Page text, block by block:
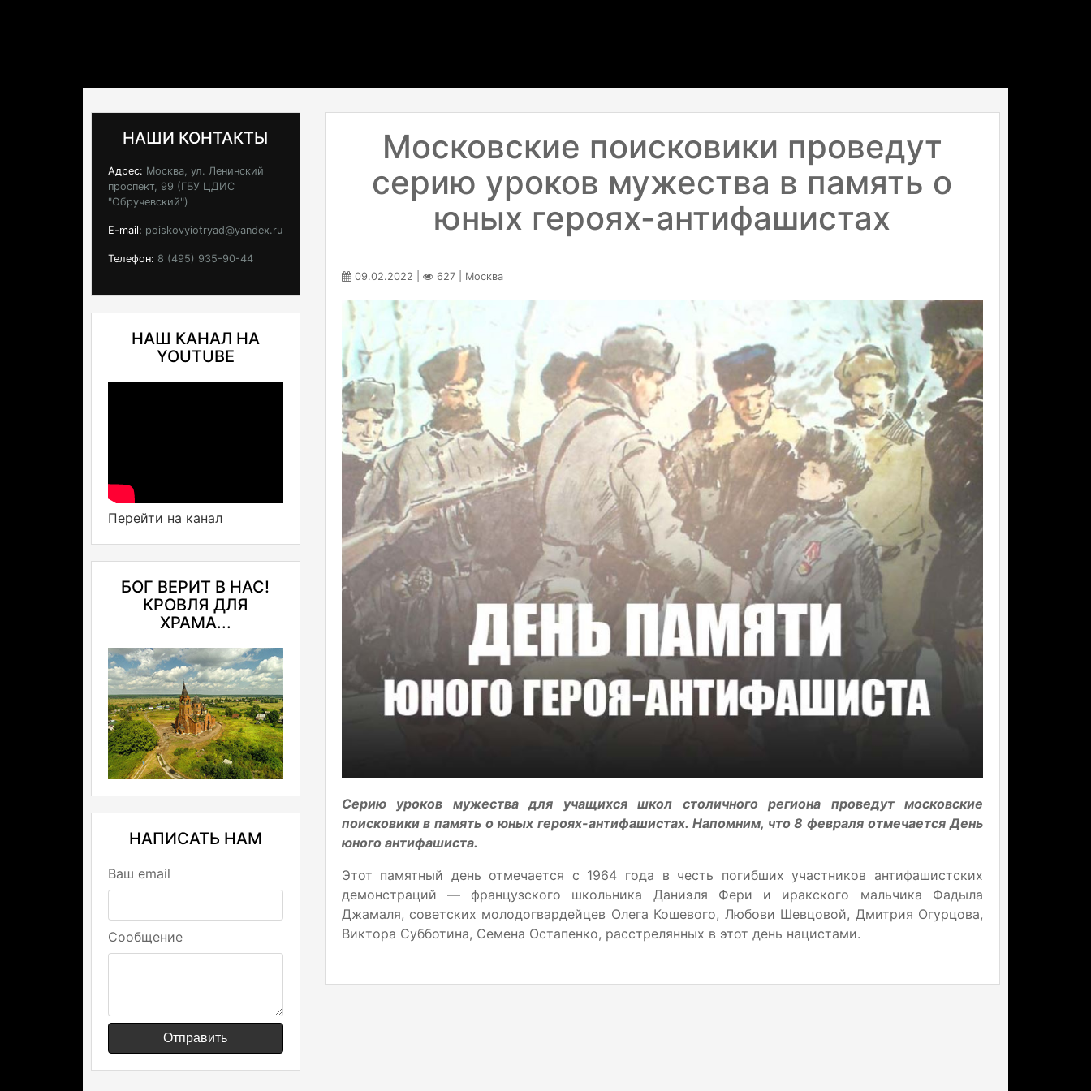
НАШИ КОНТАКТЫ
Адрес: Москва, ул. Ленинский
проспект, 99 (ГБУ ЦДИС
"Обручевский")
E-mail: poiskovyiotryad@yandex.ru
Телефон: 8 (495) 935-90-44
НАШ КАНАЛ НА
YOUTUBE
Перейти на канал
БОГ ВЕРИТ В НАС!
КРОВЛЯ ДЛЯ
ХРАМА...
НАПИСАТЬ НАМ
Ваш email
Сообщение
Отправить
Московские поисковики проведут
серию уроков мужества в память о
юных героях-антифашистах
09.02.2022 | 627 | Москва
Серию уроков мужества для учащихся школ столичного региона проведут московские
поисковики в память о юных героях-антифашистах. Напомним, что 8 февраля отмечается День
юного антифашиста.
Этот памятный день отмечается с 1964 года в честь погибших участников антифашистских
демонстраций — французского школьника Даниэля Фери и иракского мальчика Фадыла
Джамаля, советских молодогвардейцев Олега Кошевого, Любови Шевцовой, Дмитрия Огурцова,
Виктора Субботина, Семена Остапенко, расстрелянных в этот день нацистами.